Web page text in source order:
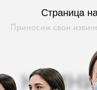
Страница
Приносим свои